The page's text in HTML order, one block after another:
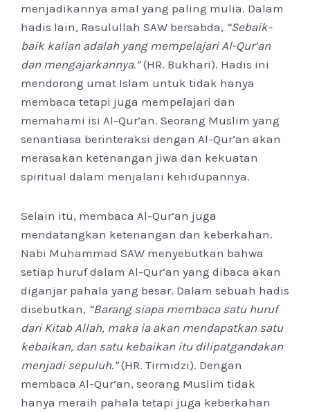
menjadikannya amal yang paling mulia. Dalam
hadis lain, Rasulullah SAW bersabda, “Sebaik-
baik kalian adalah yang mempelajari Al-Qur’an
dan mengajarkannya.”(HR. Bukhari). Hadis ini
mendorong umat Islam untuk tidak hanya
membaca tetapi juga mempelajari dan
memahami isi Al-Qur’an. Seorang Muslim yang
senantiasa berinteraksi dengan Al-Qur’an akan
merasakan ketenangan jiwa dan kekuatan
spiritual dalam menjalani kehidupannya.
Selain itu, membaca Al-Qur’an juga
mendatangkan ketenangan dan keberkahan.
Nabi Muhammad SAW menyebutkan bahwa
setiap huruf dalam Al-Qur’an yang dibaca akan
diganjar pahala yang besar. Dalam sebuah hadis
disebutkan, “Barang siapa membaca satu huruf
dari Kitab Allah, maka ia akan mendapatkan satu
kebaikan, dan satu kebaikan itu dilipatgandakan
menjadi sepuluh.”(HR. Tirmidzi). Dengan
membaca Al-Qur’an, seorang Muslim tidak
hanya meraih pahala tetapi juga keberkahan